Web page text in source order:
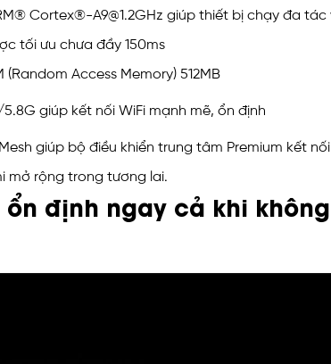
Cortex®-A9@1.2GHz giúp thiết bị chạy đa tác
tối ưu chưa đầy 150ms
Access Memory) 512MB
giúp kết nối WiFi mạnh mẽ, ổn định
giúp bộ điều khiển trung tâm Premium kết
mở rộng trong tương lai.
định ngay cả khi